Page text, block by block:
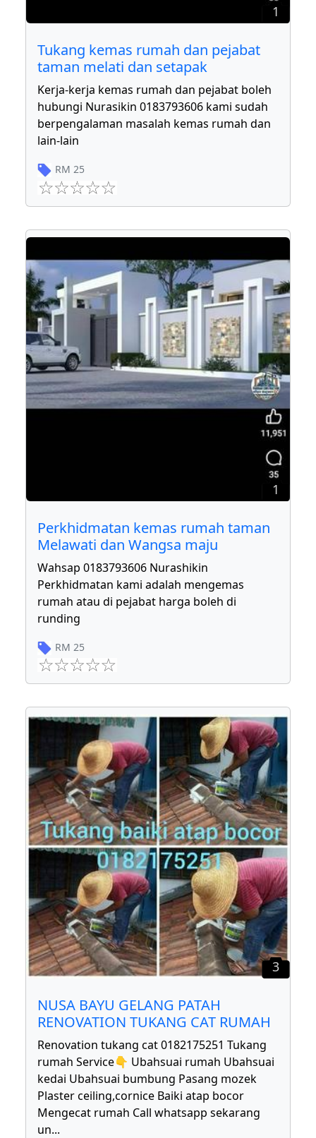
1
Tukang kemas rumah dan pejabat
taman melati dan setapak
Kerja-kerja kemas rumah dan pejabat boleh
hubungi Nurasikin 0183793606 kami sudah
berpengalaman masalah kemas rumah dan
lain-lain
RM 25
1
Perkhidmatan kemas rumah taman
Melawati dan Wangsa maju
Wahsap 0183793606 Nurashikin
Perkhidmatan kami adalah mengemas
rumah atau di pejabat harga boleh di
runding
RM 25
3
NUSA BAYU GELANG PATAH
RENOVATION TUKANG CAT RUMAH
Renovation tukang cat 0182175251 Tukang
rumah Service👇 Ubahsuai rumah Ubahsuai
kedai Ubahsuai bumbung Pasang mozek
Plaster ceiling,cornice Baiki atap bocor
Mengecat rumah Call whatsapp sekarang
un...